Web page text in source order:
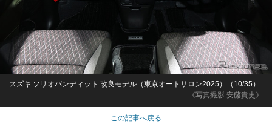
《写真撮影 安藤貴史》
スズキ ソリオバンディット 改良モデル（東京オートサロン2025）（10/35）
この記事へ戻る